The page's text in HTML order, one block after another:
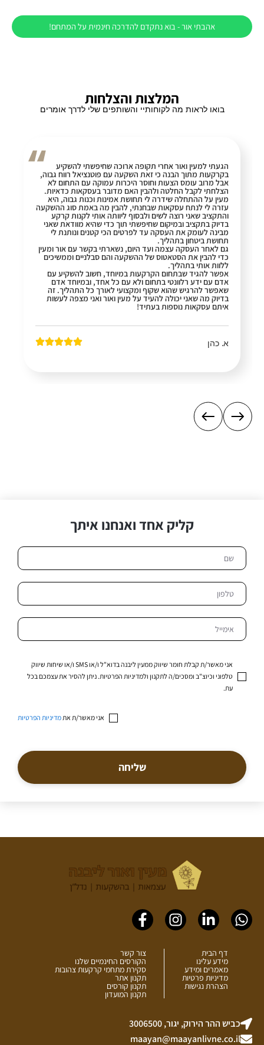
אהבתי אור - בוא נתקדם להדרכה חינמית על המתחם!
הגעתי למעין ואור אחרי תקופה ארוכה שחיפשתי להשקיע
בקרקעות מתוך הבנה כי זאת השקעה עם פוטנציאל רווח גבוה,
אבל מרוב עומס הצעות וחוסר היכרות עמוקה עם התחום לא
הצלחתי לקבל החלטה ולהבין האם מדובר בעסקאות כדאיות.
מעין על ההתחלה שידרה לי תחושת אמינות וכנות גבוה, היא
עזרה לי לנתח עסקאות שבחנתי, להבין מה באמת סוג ההשקעה
והתקציב שאני רוצה לשים ולבסוף ליוותה אותי לקנות קרקע
בדיוק בתקציב ובמיקום שחיפשתי תוך כדי שהיא מוודאת שאני
מבינה לעומק את העסקה עד לפרטים הכי קטנים ונותנת לי
תחושת ביטחון בתהליך.
גם לאחר העסקה עצמה ועד היום, נשארתי בקשר עם אור ומעין
כדי להבין את הסטאטוס של ההשקעה והם סבלניים וממשיכים
ללוות אותי בתהליך.
אפשר להגיד שבתחום הקרקעות במיוחד, חשוב להשקיע עם
אדם עם ידע רלוונטי בתחום ולא עם כל אחד, ובמיוחד אדם
שאפשר להרגיש שהוא שקוף ומקצועי לאורך כל התהליך. זה
בדיוק מה שאני יכולה להעיד על מעין ואור ואני מצפה לעשות
איתם עסקאות נוספות בעתיד!
א. כהן
המלצות והצלחות
בואו לראות מה לקוחותיי והשותפים שלי לדרך אומרים
קליק אחד ואנחנו איתך
אני מאשר/ת קבלת חומר שיווק ממעין ליבנה בדוא"ל ו/או SMS ו/או שיחות שיווק
טלפוני וכיוצ"ב ומסכים/ה לתקנון ולמדיניות הפרטיות. ניתן להסיר את עצמכם בכל
עת.
אני מאשר/ת את מדיניות הפרטיות
שליחה
Whatsapp
Linkedin-
in
Instagram
Facebook-
f
דף הבית
מידע עלינו
מאמרים ומידע
מדיניות פרטיות
הצהרת נגישות
צור קשר
הקורסים החינמיים שלנו
סקירת מתחמי קרקעות צהובות
תקנון אתר
תקנון קורסים
תקנון המועדון
כביש ההר הירוק, יגור, 3006500
maayan@maayanlivne.co.il